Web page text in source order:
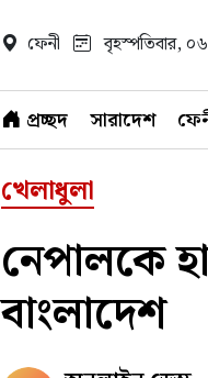
ফেনী বৃহস্পতিবার,
প্রচ্ছদ সারাদেশ
খেলাধুলা
নেপালকে
বাংলাদেশ